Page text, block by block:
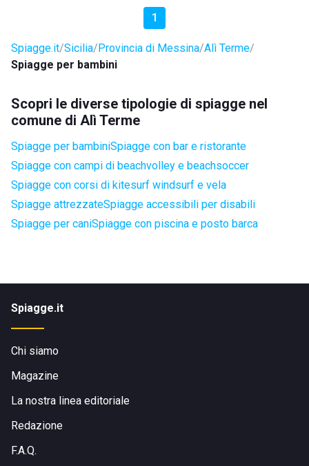
1
Spiagge.it Sicilia Provincia di Messina Alì Terme
Spiagge per bambini
Scopri le diverse tipologie di spiagge nel
comune di Alì Terme
Spiagge per bambiniSpiagge con bar e ristorante
Spiagge con campi di beachvolley e beachsoccer
Spiagge con corsi di kitesurf windsurf e vela
Spiagge attrezzateSpiagge accessibili per disabili
Spiagge per caniSpiagge con piscina e posto barca
Spiagge.it
Chi siamo
Magazine
La nostra linea editoriale
Redazione
F.A.Q.